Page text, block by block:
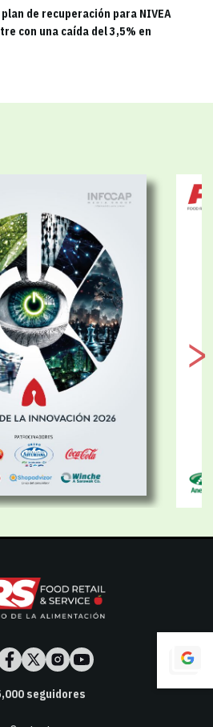
de recuperación para NIVEA
con una caída del 3,5% en
seguidores